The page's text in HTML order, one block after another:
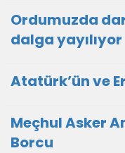
Ordumuzda
dalga yayılıyor
Atatürk’ün ve
Meçhul Asker
Borcu